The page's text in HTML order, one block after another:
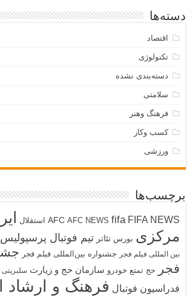
دسته‌ها
اقتصاد
تکنولوژی
دسته‌بندی نشده
سلامتی
فرهنگ وهنر
کسب وکار
ورزشی
برچسب‌ها
AFC AFC NEWS fifa FIFA NEWS استقلال
مرکزی بورس تئاتر تیم فوتبال پرسپولیس
بین المللی فیلم فجر جشنواره بین‌المللی فیلم فجر
فجر
حج تمتع خودرو سازمان حج و زیارت سلبریتی
فدراسیون فوتبال فرهنگ و ارشاد